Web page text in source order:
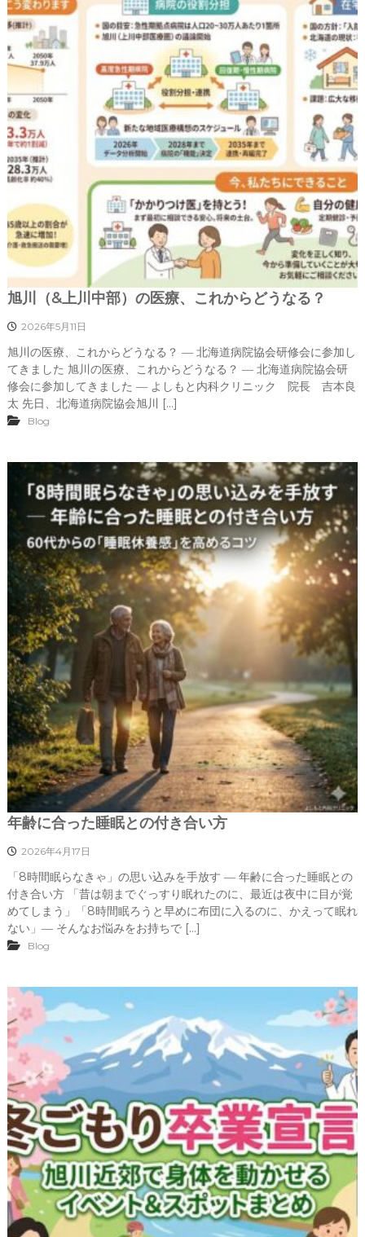
旭川（&上川中部）の医療、これからどうなる？
2026年5月11日
旭川の医療、これからどうなる？ ― 北海道病院協会研修会に参加し
てきました 旭川の医療、これからどうなる？ ― 北海道病院協会研
修会に参加してきました ― よしもと内科クリニック 院長 吉本良
太 先日、北海道病院協会旭川 […]
Blog
年齢に合った睡眠との付き合い方
2026年4月17日
「8時間眠らなきゃ」の思い込みを手放す ― 年齢に合った睡眠との
付き合い方 「昔は朝までぐっすり眠れたのに、最近は夜中に目が覚
めてしまう」「8時間眠ろうと早めに布団に入るのに、かえって眠れ
ない」― そんなお悩みをお持ちで […]
Blog